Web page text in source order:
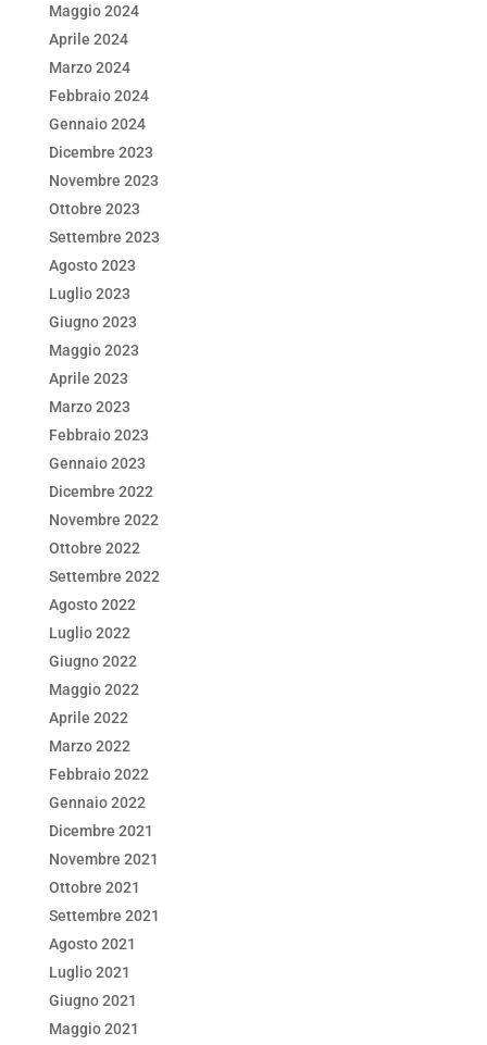
Maggio 2024
Aprile 2024
Marzo 2024
Febbraio 2024
Gennaio 2024
Dicembre 2023
Novembre 2023
Ottobre 2023
Settembre 2023
Agosto 2023
Luglio 2023
Giugno 2023
Maggio 2023
Aprile 2023
Marzo 2023
Febbraio 2023
Gennaio 2023
Dicembre 2022
Novembre 2022
Ottobre 2022
Settembre 2022
Agosto 2022
Luglio 2022
Giugno 2022
Maggio 2022
Aprile 2022
Marzo 2022
Febbraio 2022
Gennaio 2022
Dicembre 2021
Novembre 2021
Ottobre 2021
Settembre 2021
Agosto 2021
Luglio 2021
Giugno 2021
Maggio 2021